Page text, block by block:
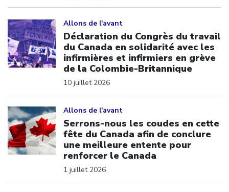
Allons de l'avant
Déclaration du Congrès du travail
du Canada en solidarité avec les
infirmières et infirmiers en grève
de la Colombie-Britannique
10 juillet 2026
Allons de l'avant
Serrons-nous les coudes en cette
fête du Canada afin de conclure
une meilleure entente pour
renforcer le Canada
1 juillet 2026